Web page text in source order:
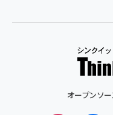
オープンソ